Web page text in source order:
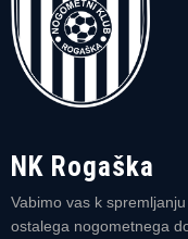
NK Rogaška
Vabimo vas k
ostalega nogometnega